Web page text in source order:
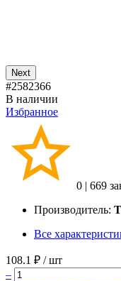
Next
#2582366
В наличии
Избранное
0 | 669
Производитель:
Все
108.1 ₽ / шт
–